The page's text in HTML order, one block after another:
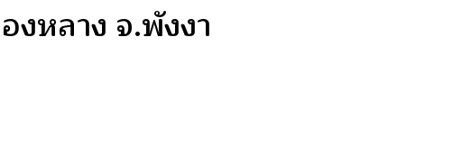
งหลาง จ.พังงา